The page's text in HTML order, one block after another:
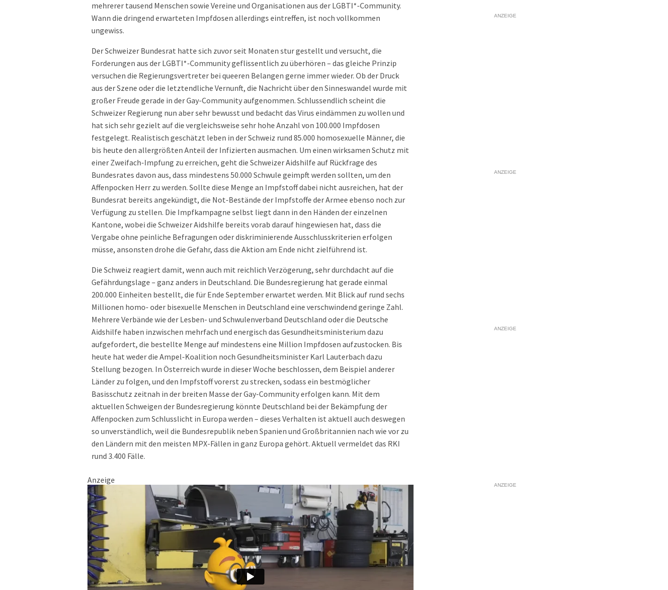
mehrerer tausend Menschen sowie Vereine und Organisationen aus der LGBTI*-Community.
Wann die dringend erwarteten Impfdosen allerdings eintreffen, ist noch vollkommen
ungewiss.
Der Schweizer Bundesrat hatte sich zuvor seit Monaten stur gestellt und versucht, die
Forderungen aus der LGBTI*-Community geflissentlich zu überhören – das gleiche Prinzip
versuchen die Regierungsvertreter bei queeren Belangen gerne immer wieder. Ob der Druck
aus der Szene oder die letztendliche Vernunft, die Nachricht über den Sinneswandel wurde mit
großer Freude gerade in der Gay-Community aufgenommen. Schlussendlich scheint die
Schweizer Regierung nun aber sehr bewusst und bedacht das Virus eindämmen zu wollen und
hat sich sehr gezielt auf die vergleichsweise sehr hohe Anzahl von 100.000 Impfdosen
festgelegt. Realistisch geschätzt leben in der Schweiz rund 85.000 homosexuelle Männer, die
bis heute den allergrößten Anteil der Infizierten ausmachen. Um einen wirksamen Schutz mit
einer Zweifach-Impfung zu erreichen, geht die Schweizer Aidshilfe auf Rückfrage des
Bundesrates davon aus, dass mindestens 50.000 Schwule geimpft werden sollten, um den
Affenpocken Herr zu werden. Sollte diese Menge an Impfstoff dabei nicht ausreichen, hat der
Bundesrat bereits angekündigt, die Not-Bestände der Impfstoffe der Armee ebenso noch zur
Verfügung zu stellen. Die Impfkampagne selbst liegt dann in den Händen der einzelnen
Kantone, wobei die Schweizer Aidshilfe bereits vorab darauf hingewiesen hat, dass die
Vergabe ohne peinliche Befragungen oder diskriminierende Ausschlusskriterien erfolgen
müsse, ansonsten drohe die Gefahr, dass die Aktion am Ende nicht zielführend ist.
Die Schweiz reagiert damit, wenn auch mit reichlich Verzögerung, sehr durchdacht auf die
Gefährdungslage – ganz anders in Deutschland. Die Bundesregierung hat gerade einmal
200.000 Einheiten bestellt, die für Ende September erwartet werden. Mit Blick auf rund sechs
Millionen homo- oder bisexuelle Menschen in Deutschland eine verschwindend geringe Zahl.
Mehrere Verbände wie der Lesben- und Schwulenverband Deutschland oder die Deutsche
Aidshilfe haben inzwischen mehrfach und energisch das Gesundheitsministerium dazu
aufgefordert, die bestellte Menge auf mindestens eine Million Impfdosen aufzustocken. Bis
heute hat weder die Ampel-Koalition noch Gesundheitsminister Karl Lauterbach dazu
Stellung bezogen. In Österreich wurde in dieser Woche beschlossen, dem Beispiel anderer
Länder zu folgen, und den Impfstoff vorerst zu strecken, sodass ein bestmöglicher
Basisschutz zeitnah in der breiten Masse der Gay-Community erfolgen kann. Mit dem
aktuellen Schweigen der Bundesregierung könnte Deutschland bei der Bekämpfung der
Affenpocken zum Schlusslicht in Europa werden – dieses Verhalten ist aktuell auch deswegen
so unverständlich, weil die Bundesrepublik neben Spanien und Großbritannien nach wie vor zu
den Ländern mit den meisten MPX-Fällen in ganz Europa gehört. Aktuell vermeldet das RKI
rund 3.400 Fälle.
Anzeige
ANZEIGE
ANZEIGE
ANZEIGE
ANZEIGE